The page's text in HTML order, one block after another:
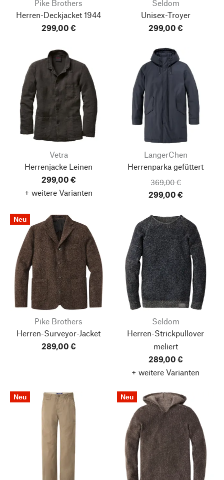
Pike Brothers
Herren-Deckjacket 1944
299,00 €
Seldom
Unisex-Troyer
299,00 €
Vetra
Herrenjacke Leinen
299,00 €
+ weitere Varianten
LangerChen
Herrenparka gefüttert
369,00 €
299,00 €
Neu
Pike Brothers
Herren-Surveyor-Jacket
289,00 €
Seldom
Herren-Strickpullover
meliert
289,00 €
+ weitere Varianten
Neu Neu